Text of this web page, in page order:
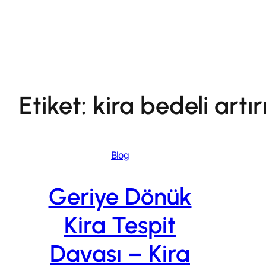
Etiket: kira bedeli
Blog
Geriye Dönük
Kira Tespit
Davası – Kira